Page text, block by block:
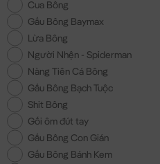
Cua Bông
Gấu Bông Baymax
Lừa Bông
Người Nhện - Spiderman
Nàng Tiên Cá Bông
Gấu Bông Bạch Tuộc
Shit Bông
Gối ôm đút tay
Gấu Bông Con Gián
Gấu Bông Bánh Kem